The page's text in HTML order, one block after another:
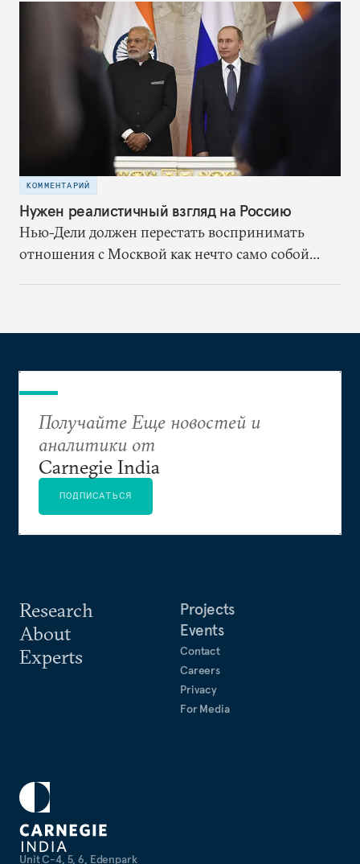
КОММЕНТАРИЙ
Нужен реалистичный взгляд на Россию
Нью-Дели должен перестать воспринимать
отношения с Москвой как нечто само собой
Unit C-4, 5, 6, Edenpark
Research
About
Experts
Projects
Events
Contact
Careers
Privacy
For Media
Получайте Еще новостей и
аналитики от
Carnegie India
ПОДПИСАТЬСЯ